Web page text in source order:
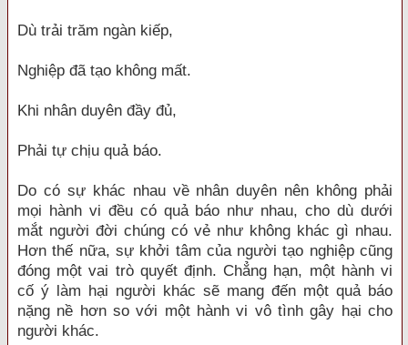
Dù trải trăm ngàn kiếp,
Nghiệp đã tạo không mất.
Khi nhân duyên đầy đủ,
Phải tự chịu quả báo.
Do có sự khác nhau về nhân duyên nên không phải
mọi hành vi đều có quả báo như nhau, cho dù dưới
mắt người đời chúng có vẻ như không khác gì nhau.
Hơn thế nữa, sự khởi tâm của người tạo nghiệp cũng
đóng một vai trò quyết định. Chẳng hạn, một hành vi
cố ý làm hại người khác sẽ mang đến một quả báo
nặng nề hơn so với một hành vi vô tình gây hại cho
người khác.